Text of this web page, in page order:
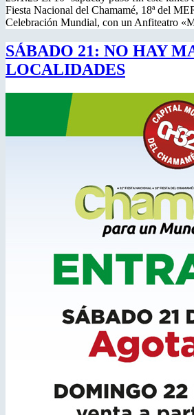
Fiesta Nacional del Chamamé, 18ª del
Celebración Mundial, con un Anfiteatro
SÁBADO 21: NO HAY
LOCALIDADES